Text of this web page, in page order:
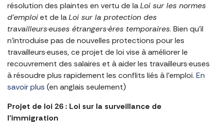
résolution des plaintes en vertu de laLoi sur les normes
d’emploiet de laLoi sur la protection des
travailleurs·euses étrangers·ères temporaires. Bien qu’il
n’introduise pas de nouvelles protections pour les
travailleurs·euses, ce projet de loi vise à améliorer le
recouvrement des salaires et à aider les travailleurs·euses
à résoudre plus rapidement les conflits liés à l’emploi. En
savoir plus (en anglais seulement)
Projet de loi 26 : Loi sur la surveillance de
l’immigration